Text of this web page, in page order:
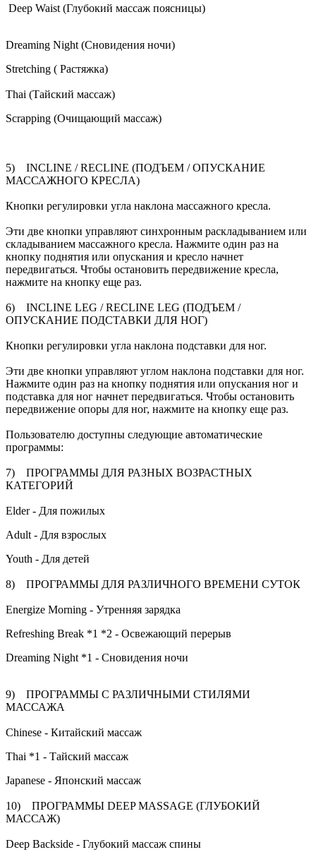
Deep Waist (Глубокий массаж поясницы)
Dreaming Night (Сновидения ночи)
Stretching ( Растяжка)
Thai (Тайский массаж)
Scrapping (Очищающий массаж)
5) INCLINE / RECLINE (ПОДЪЕМ / ОПУСКАНИЕ
МАССАЖНОГО КРЕСЛА)
Кнопки регулировки угла наклона массажного кресла.
Эти две кнопки управляют синхронным раскладыванием или
складыванием массажного кресла. Нажмите один раз на
кнопку поднятия или опускания и кресло начнет
передвигаться. Чтобы остановить передвижение кресла,
нажмите на кнопку еще раз.
6) INCLINE LEG / RECLINE LEG (ПОДЪЕМ /
ОПУСКАНИЕ ПОДСТАВКИ ДЛЯ НОГ)
Кнопки регулировки угла наклона подставки для ног.
Эти две кнопки управляют углом наклона подставки для ног.
Нажмите один раз на кнопку поднятия или опускания ног и
подставка для ног начнет передвигаться. Чтобы остановить
передвижение опоры для ног, нажмите на кнопку еще раз.
Пользователю доступны следующие автоматические
программы:
7) ПРОГРАММЫ ДЛЯ РАЗНЫХ ВОЗРАСТНЫХ
КАТЕГОРИЙ
Elder - Для пожилых
Adult - Для взрослых
Youth - Для детей
8) ПРОГРАММЫ ДЛЯ РАЗЛИЧНОГО ВРЕМЕНИ СУТОК
Energize Morning - Утренняя зарядка
Refreshing Break *1 *2 - Освежающий перерыв
Dreaming Night *1 - Сновидения ночи
9) ПРОГРАММЫ С РАЗЛИЧНЫМИ СТИЛЯМИ
МАССАЖА
Chinese - Китайский массаж
Thai *1 - Тайский массаж
Japanese - Японский массаж
10) ПРОГРАММЫ DEEP MASSAGE (ГЛУБОКИЙ
МАССАЖ)
Deep Backside - Глубокий массаж спины